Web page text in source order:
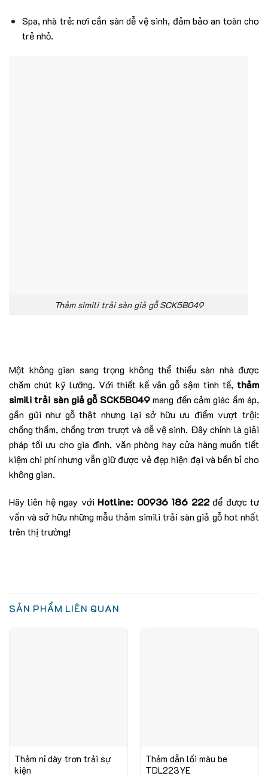
Spa, nhà trẻ: nơi cần sàn dễ vệ sinh, đảm bảo an toàn cho
trẻ nhỏ.
Thảm simili trải sàn giả gỗ SCK5B049
Một không gian sang trọng không thể thiếu sàn nhà được
chăm chút kỹ lưỡng. Với thiết kế vân gỗ sậm tinh tế, thảm
simili trải sàn giả gỗ SCK5B049mang đến cảm giác ấm áp,
gần gũi như gỗ thật nhưng lại sở hữu ưu điểm vượt trội:
chống thấm, chống trơn trượt và dễ vệ sinh. Đây chính là giải
pháp tối ưu cho gia đình, văn phòng hay cửa hàng muốn tiết
kiệm chi phí nhưng vẫn giữ được vẻ đẹp hiện đại và bền bỉ cho
không gian.
Hãy liên hệ ngay với Hotline: 00936 186 222để được tư
vấn và sở hữu những mẫu thảm simili trải sàn giả gỗ hot nhất
trên thị trường!
SẢN PHẨM LIÊN QUAN
Thảm nỉ dày trơn trải sự
kiện
Thảm dẫn lối màu be
TDL223YE